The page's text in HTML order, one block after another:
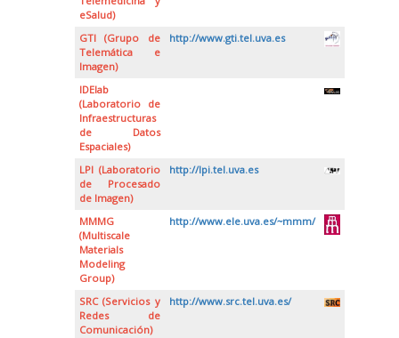
eSalud)
GTI (Grupo de
Telemática e
Imagen)
http://www.gti.tel.uva.es
IDElab
(Laboratorio de
Infraestructuras
de Datos
Espaciales)
LPI (Laboratorio
de Procesado
de Imagen)
http://lpi.tel.uva.es
MMMG
(Multiscale
Materials
Modeling
Group)
http://www.ele.uva.es/~mmm/
SRC (Servicios y
Redes de
Comunicación)
http://www.src.tel.uva.es/